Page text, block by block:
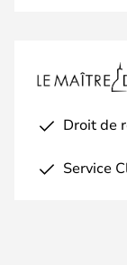
Droit de
Service